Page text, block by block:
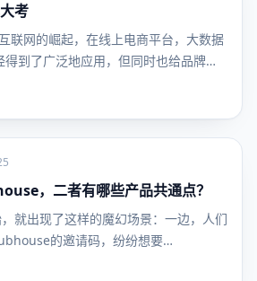
考
联网的崛起，在线上电商平台，大数据
到了广泛地应用，但同时也给品牌商
，二者有哪些产品共通点？
就出现了这样的魔幻场景：一边，人们
的邀请码，纷纷想要…